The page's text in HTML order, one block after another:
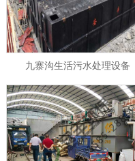
九寨沟生活污水处理设备